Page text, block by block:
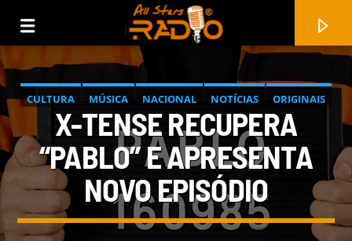
CULTURA MÚSICA NACIONAL NOTÍCIAS
ORIGINAIS
PROMOÇÃO DE ARTISTA
X-TENSE RECUPERA
“PABLO” E APRESENTA
NOVO EPISÓDIO